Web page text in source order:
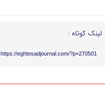
لینک کوتاه :
https://eghtesadjournal.com/?p=270501